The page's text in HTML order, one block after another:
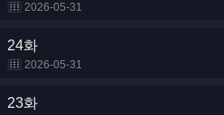
2026-05-31
24화
2026-05-31
23화